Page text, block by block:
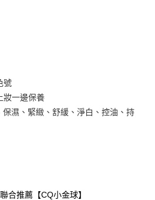
上)免運費
號
妝一邊保養
濕、緊緻、舒緩、淨白、控油、持
合推薦【CQ小金球】